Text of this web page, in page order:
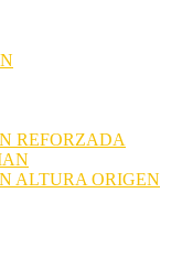
REFORZADA
ALTURA ORIGEN